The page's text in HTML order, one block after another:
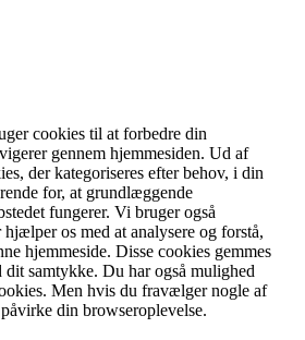
cookies til at forbedre din
gennem hjemmesiden. Ud af
der kategoriseres efter behov, i din
for, at grundlæggende
fungerer. Vi bruger også
os med at analysere og forstå,
hjemmeside. Disse cookies gemmes
samtykke. Du har også mulighed
Men hvis du fravælger nogle af
din browseroplevelse.